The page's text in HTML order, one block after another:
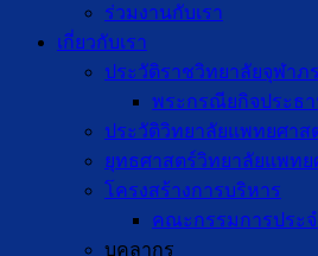
ร่วมงานกับเรา
เกี่ยวกับเรา
ประวัติราชวิทยาลัยจุฬาภ
พระกรณียกิจประธ
ประวัติวิทยาลัยแพทยศา
ยุทธศาสตร์วิทยาลัยแพท
โครงสร้างการบริหาร
คณะกรรมการประ
บุคลากร